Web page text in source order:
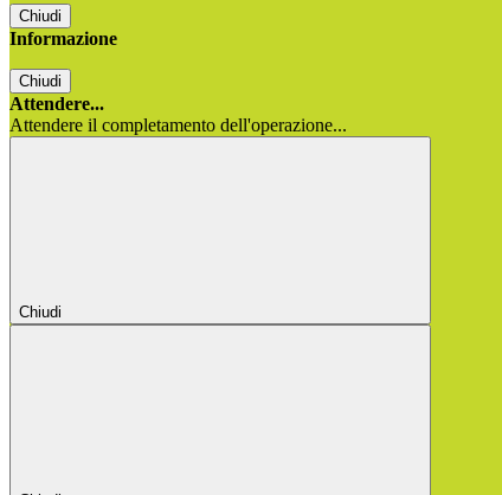
Chiudi
Informazione
Chiudi
Attendere...
Attendere il completamento dell'operazione...
Chiudi